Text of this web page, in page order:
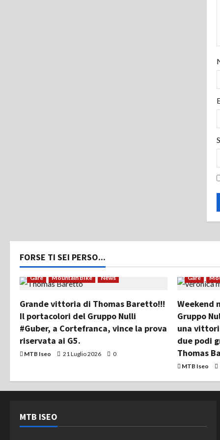
FORSE TI SEI PERSO...
Gare Mountain Bike News
Grande vittoria di Thomas Baretto!!!
Il portacolori del Gruppo Nulli
#Guber, a Cortefranca, vince la prova
riservata ai G5.
MTB Iseo 21 Luglio 2026 0
Gare
Weekend
Gruppo
una
due podi
Thomas
MTB Iseo
MTB ISEO